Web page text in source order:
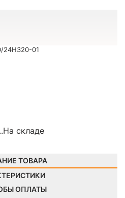
24H320-01
На складе
ТОВАРА
ОПЛАТЫ